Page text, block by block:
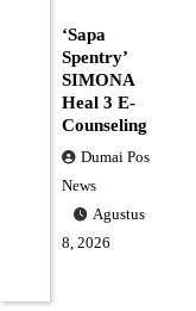
‘Sapa
Spentry’
SIMONA
Heal 3 E-
Counseling
Dumai Pos
News
Agustus
8, 2026